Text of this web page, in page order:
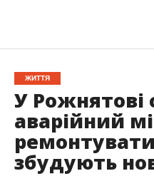
ЖИТТЯ
У Рожнятові
аварійний
збудують